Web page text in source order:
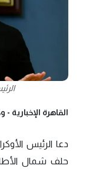
القاهرة الإخبارية -
دعا الرئيس
حلف شمال